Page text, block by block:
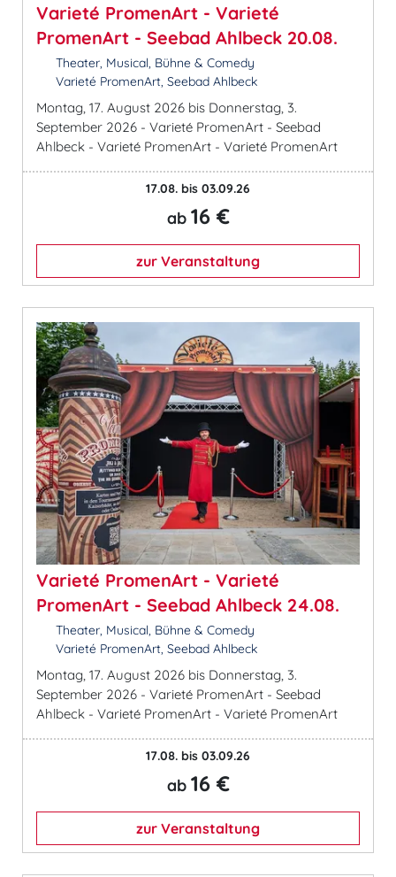
Varieté PromenArt - Varieté
PromenArt - Seebad Ahlbeck 20.08.
Theater, Musical, Bühne & Comedy
Varieté PromenArt, Seebad Ahlbeck
Montag, 17. August 2026 bis Donnerstag, 3.
September 2026 - Varieté PromenArt - Seebad
Ahlbeck - Varieté PromenArt - Varieté PromenArt
17.08. bis 03.09.26
ab 16 €
zur Veranstaltung
Varieté PromenArt - Varieté
PromenArt - Seebad Ahlbeck 24.08.
Theater, Musical, Bühne & Comedy
Varieté PromenArt, Seebad Ahlbeck
Montag, 17. August 2026 bis Donnerstag, 3.
September 2026 - Varieté PromenArt - Seebad
Ahlbeck - Varieté PromenArt - Varieté PromenArt
17.08. bis 03.09.26
ab 16 €
zur Veranstaltung